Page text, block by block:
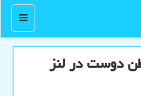
منو
دوست در لنز